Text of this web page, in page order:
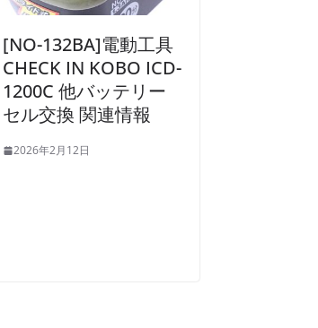
[NO-132BA]電動工具
CHECK IN KOBO ICD-
1200C 他バッテリー
セル交換 関連情報
2026年2月12日